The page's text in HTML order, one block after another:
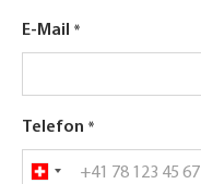
E-Mail
Telefon